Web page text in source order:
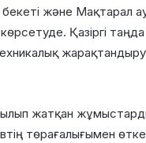
және Мақтарал
Қазіргі
жатқан
төрағалығымен